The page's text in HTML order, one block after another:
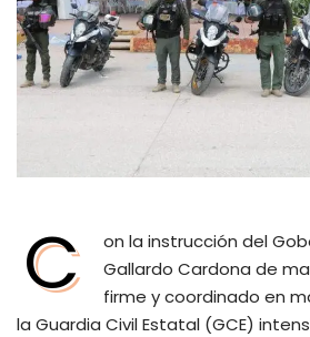
C
on la instrucción del
Gallardo Cardona de
firme y coordinado en
la Guardia Civil Estatal (GCE)